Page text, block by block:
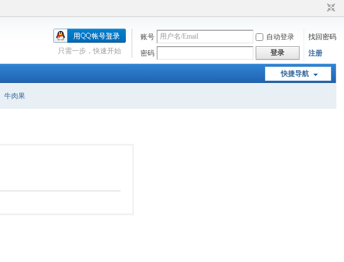
账号 自动登录
找回密码
密码
登录 注册
只需一步，快速开始
快捷导航
牛肉果